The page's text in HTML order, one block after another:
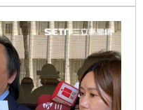
用在台北市的市政監
責。